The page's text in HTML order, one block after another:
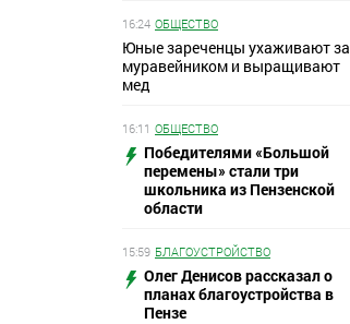
16:24 ОБЩЕСТВО
Юные зареченцы ухаживают за
муравейником и выращивают
мед
16:11 ОБЩЕСТВО
Победителями «Большой
перемены» стали три
школьника из Пензенской
области
15:59 БЛАГОУСТРОЙСТВО
Олег Денисов рассказал о
планах благоустройства в
Пензе